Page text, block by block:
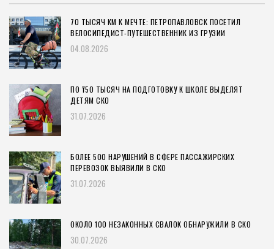
70 ТЫСЯЧ КМ К МЕЧТЕ: ПЕТРОПАВЛОВСК ПОСЕТИЛ
ВЕЛОСИПЕДИСТ-ПУТЕШЕСТВЕННИК ИЗ ГРУЗИИ
04.08.2026
ПО ₸50 ТЫСЯЧ НА ПОДГОТОВКУ К ШКОЛЕ ВЫДЕЛЯТ
ДЕТЯМ СКО
31.07.2026
БОЛЕЕ 500 НАРУШЕНИЙ В СФЕРЕ ПАССАЖИРСКИХ
ПЕРЕВОЗОК ВЫЯВИЛИ В СКО
31.07.2026
ОКОЛО 100 НЕЗАКОННЫХ СВАЛОК ОБНАРУЖИЛИ В СКО
30.07.2026